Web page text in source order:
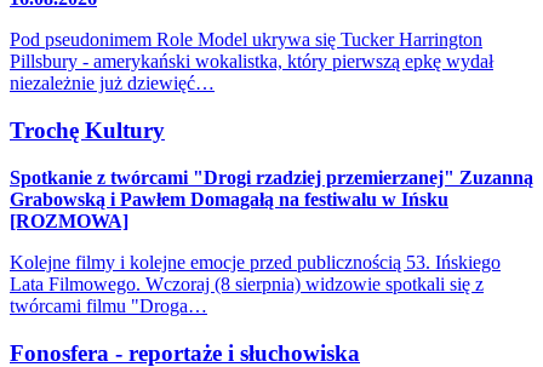
Pod pseudonimem Role Model ukrywa się Tucker Harrington
Pillsbury - amerykański wokalistka, który pierwszą epkę wydał
niezależnie już dziewięć…
Trochę Kultury
Spotkanie z twórcami "Drogi rzadziej przemierzanej" Zuzanną
Grabowską i Pawłem Domagałą na festiwalu w Ińsku
[ROZMOWA]
Kolejne filmy i kolejne emocje przed publicznością 53. Ińskiego
Lata Filmowego. Wczoraj (8 sierpnia) widzowie spotkali się z
twórcami filmu "Droga…
Fonosfera - reportaże i słuchowiska